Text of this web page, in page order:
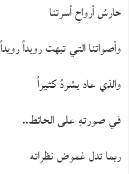
حارسُ أرواحِ أسرتنا
وأصواتنا التي تبهت رويداً رويداً
والذي عاد يشردُ كثيراً
في صورتهِ على الحائط..
ربما تدل غموض نظراته